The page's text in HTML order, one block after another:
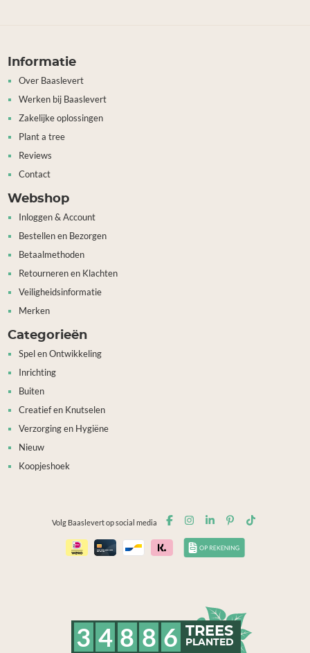
Informatie
Over Baaslevert
Werken bij Baaslevert
Zakelijke oplossingen
Plant a tree
Reviews
Contact
Webshop
Inloggen & Account
Bestellen en Bezorgen
Betaalmethoden
Retourneren en Klachten
Veiligheidsinformatie
Merken
Categorieën
Spel en Ontwikkeling
Inrichting
Buiten
Creatief en Knutselen
Verzorging en Hygiëne
Nieuw
Koopjeshoek
Volg Baaslevert op social media
3 4 8 8 6 TREES
PLANTED